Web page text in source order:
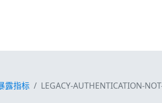
露指标 LEGACY-AUTHENTICATION-